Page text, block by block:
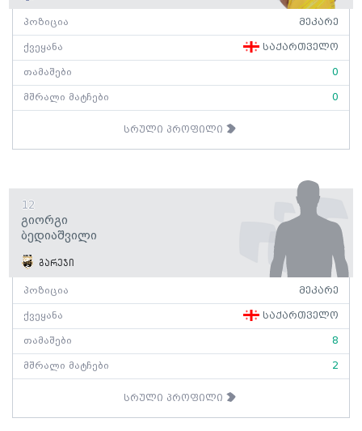
პოზიცია მეკარე
ქვეყანა საქართველო
თამაშები 0
მშრალი მატჩები 0
სრული პროფილი
12
Გიორგი
Ბედიაშვილი
გარეჯი
პოზიცია მეკარე
ქვეყანა საქართველო
თამაშები 8
მშრალი მატჩები 2
სრული პროფილი